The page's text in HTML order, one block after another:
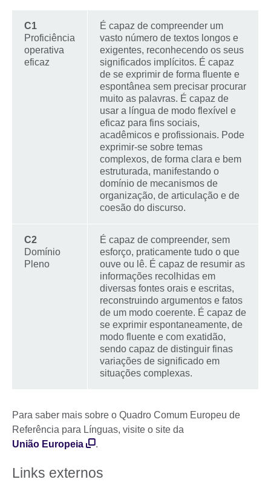
C1
Proficiência
operativa
eficaz
É capaz de compreender um
vasto número de textos longos e
exigentes, reconhecendo os seus
significados implícitos. É capaz
de se exprimir de forma fluente e
espontânea sem precisar procurar
muito as palavras. É capaz de
usar a língua de modo flexível e
eficaz para fins sociais,
acadêmicos e profissionais. Pode
exprimir-se sobre temas
complexos, de forma clara e bem
estruturada, manifestando o
domínio de mecanismos de
organização, de articulação e de
coesão do discurso.
C2
Domínio
Pleno
É capaz de compreender, sem
esforço, praticamente tudo o que
ouve ou lê. É capaz de resumir as
informações recolhidas em
diversas fontes orais e escritas,
reconstruindo argumentos e fatos
de um modo coerente. É capaz de
se exprimir espontaneamente, de
modo fluente e com exatidão,
sendo capaz de distinguir finas
variações de significado em
situações complexas.
Para saber mais sobre o Quadro Comum Europeu de
Referência para Línguas, visite o site da
União Europeia
.
Links externos